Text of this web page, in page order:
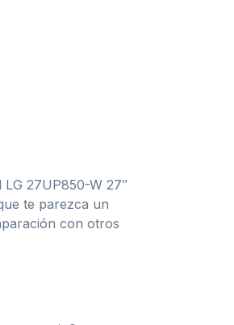
27UP850-W 27″
te parezca un
con otros